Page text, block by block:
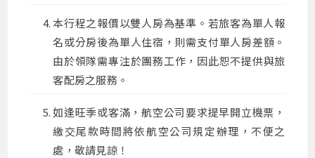
本行程之報價以雙人房為基準。若旅客為單人報
名或分房後為單人住宿，則需支付單人房差額。
由於領隊需專注於團務工作，因此恕不提供與旅
客配房之服務。
如逢旺季或客滿，航空公司要求提早開立機票，
繳交尾款時間將依航空公司規定辦理，不便之
處，敬請見諒！